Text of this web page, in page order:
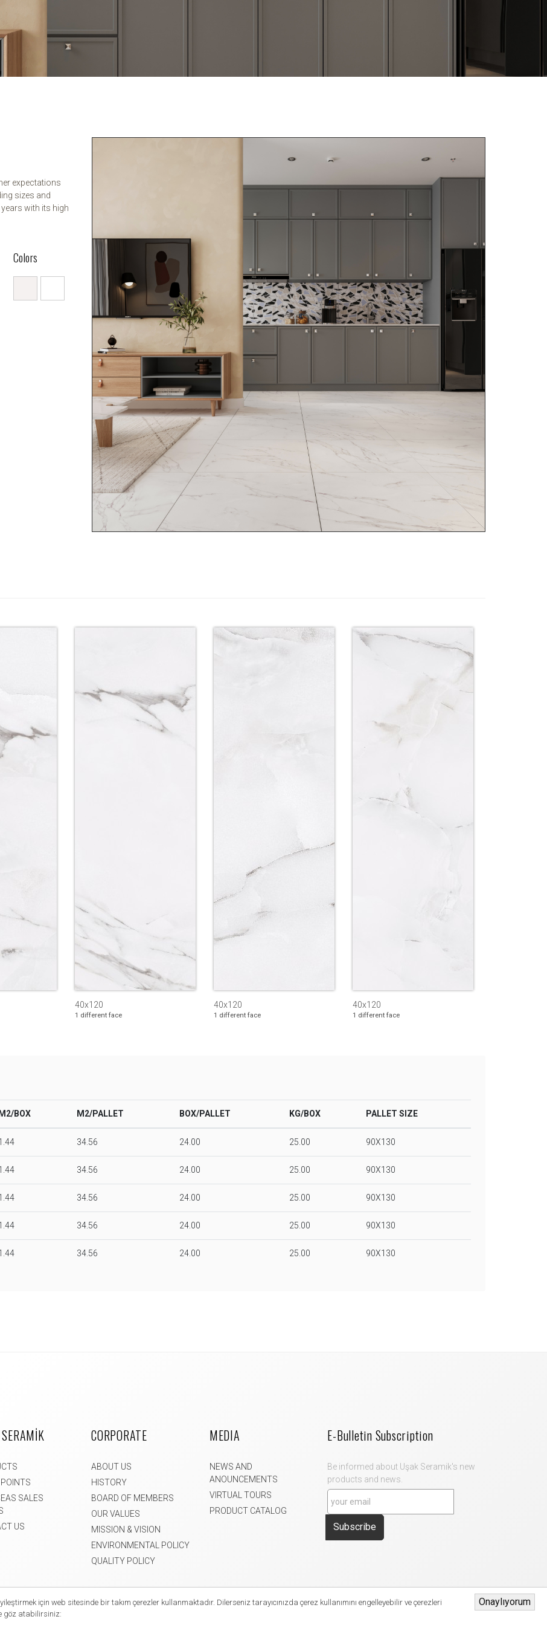
expectations
sizes and
with its high
Colors
40x120
1 different face
40x120
1 different face
40x120
1 different face
BOX M2/PALLET BOX/PALLET KG/BOX PALLET SIZE
34.56 24.00 25.00 90X130
34.56 24.00 25.00 90X130
34.56 24.00 25.00 90X130
34.56 24.00 25.00 90X130
34.56 24.00 25.00 90X130
için web sitesinde bir takım çerezler kullanmaktadır. Dilerseniz tarayıcınızda çerez kullanımını engelleyebilir ve çerezleri
göz atabilirsiniz:
Onaylıyorum
SALES
US
CORPORATE
ABOUT US
HISTORY
BOARD OF MEMBERS
OUR VALUES
MISSION & VISION
ENVIRONMENTAL POLICY
QUALITY POLICY
MEDIA
NEWS AND
ANOUNCEMENTS
VIRTUAL TOURS
PRODUCT CATALOG
E-Bulletin Subscription
Be informed about Uşak Seramik's new
products and news.
Subscribe
2021 Uşak Seramik. All rights reserved.